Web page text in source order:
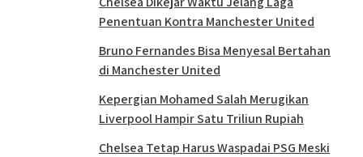
Penentuan Kontra Manchester United
Bruno Fernandes Bisa Menyesal Bertahan
di Manchester United
Kepergian Mohamed Salah Merugikan
Liverpool Hampir Satu Triliun Rupiah
Chelsea Tetap Harus Waspadai PSG Meski